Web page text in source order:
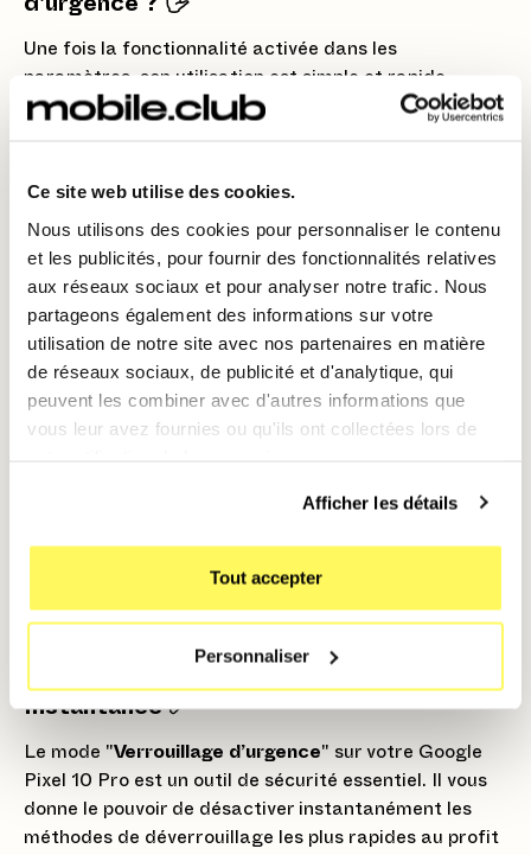
Ce site web utilise des cookies.
Nous utilisons des cookies pour personnaliser le contenu
et les publicités, pour fournir des fonctionnalités relatives
aux réseaux sociaux et pour analyser notre trafic. Nous
partageons également des informations sur votre
utilisation de notre site avec nos partenaires en matière
de réseaux sociaux, de publicité et d'analytique, qui
peuvent les combiner avec d'autres informations que
vous leur avez fournies ou qu'ils ont collectées lors de
Afficher les détails
Tout accepter
Personnaliser
Une fois la fonctionnalité activée dans les
paramètres, son utilisation est simple et rapide,
conçue pour être déclenchée sous stress.
2 - Choisissez l'Option :
Dans le menu qui apparaît
(qui contient aussi les options "Éteindre" et
"Redémarrer"), appuyez sur
"Verrouillage d'urgence"
(ou "Lockdown").
3 - Verrouillage Actif : L'écran se verrouille
immédiatement. L'affichage des notifications est
masqué et les capteurs biométriques sont désactivés.
serez obligatoirement invité à entrer votre code
déverrouillé manuellement l'appareil une fois.
Instantanée ✅
Le mode "Verrouillage d’urgence" sur votre Google
Pixel 10 Pro est un outil de sécurité essentiel. Il vous
donne le pouvoir de désactiver instantanément les
méthodes de déverrouillage les plus rapides au profit